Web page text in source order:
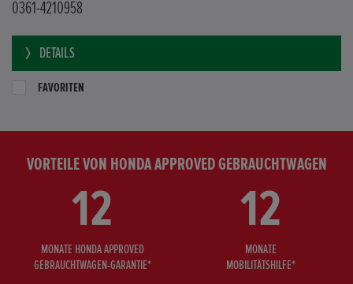
0361-4210958
DETAILS
FAVORITEN
VORTEILE VON HONDA APPROVED GEBRAUCHTWAGEN
12
MONATE HONDA APPROVED
GEBRAUCHTWAGEN-GARANTIE*
12
MONATE
MOBILITÄTSHILFE*